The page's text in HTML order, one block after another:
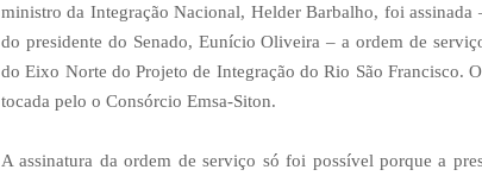
ministro da Integração Nacional, Helder Barbalho, foi assinada
do presidente do Senado, Eunício Oliveira – a ordem de
do Eixo Norte do Projeto de Integração do Rio São Francisco.
tocada pelo o Consórcio Emsa-Siton.
A assinatura da ordem de serviço só foi possível porque a